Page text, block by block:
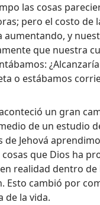
las cosas
pero el costo de
aumentando, y
que nuestra
o estábamos
un gran
de un estudio
de Jehová
que Dios ha
realidad dentro de
Esto cambió por
de la vida.